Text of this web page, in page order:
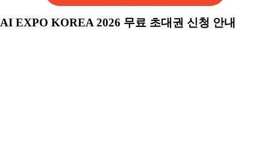
AI EXPO KOREA 2026 무료 초대권 신청 안내